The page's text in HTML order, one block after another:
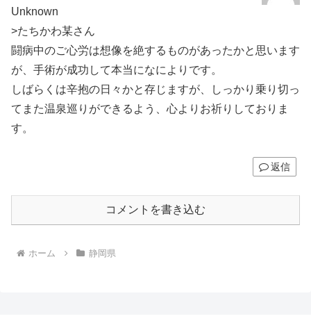
Unknown
>たちかわ某さん
闘病中のご心労は想像を絶するものがあったかと思います
が、手術が成功して本当になによりです。
しばらくは辛抱の日々かと存じますが、しっかり乗り切っ
てまた温泉巡りができるよう、心よりお祈りしておりま
す。
返信
コメントを書き込む
ホーム 静岡県